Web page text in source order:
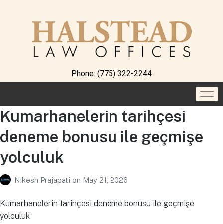
Phone: (775) 322-2244
Kumarhanelerin tarihçesi
deneme bonusu ile geçmişe
yolculuk
Nikesh Prajapati on May 21, 2026
Kumarhanelerin tarihçesi deneme bonusu ile geçmişe
yolculuk